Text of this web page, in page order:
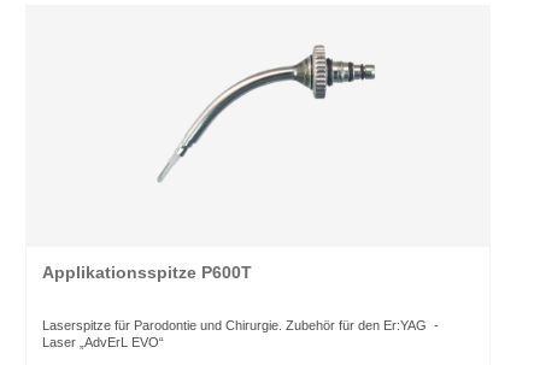
Applikationsspitze P600T
Laserspitze für Parodontie und Chirurgie. Zubehör für den Er:YAG -
Laser „AdvErL EVO“